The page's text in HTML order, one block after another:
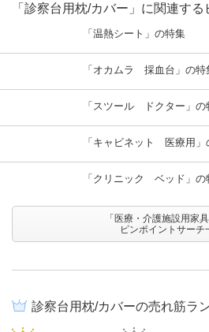
「診察台用枕/カバー」に関連す
「温熱シート」の特集
「オカムラ 採血台」の特
「スツール ドクター」の
「キャビネット 医療用」
「クリニック ベッド」の
「医療・介護施設用家
ピンポイントサーチ
診察台用枕/カバーの売れ筋ラ